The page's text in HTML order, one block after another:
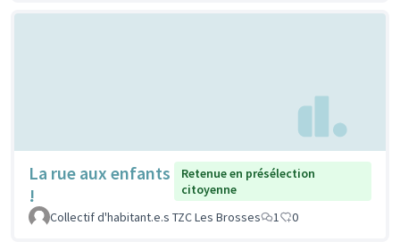
La rue aux enfants
!
Retenue en présélection
citoyenne
Collectif d'habitant.e.s TZC Les Brosses
1 0